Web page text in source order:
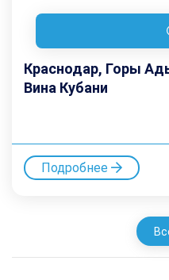
Краснодар, Горы
Вина Кубани
Подробнее